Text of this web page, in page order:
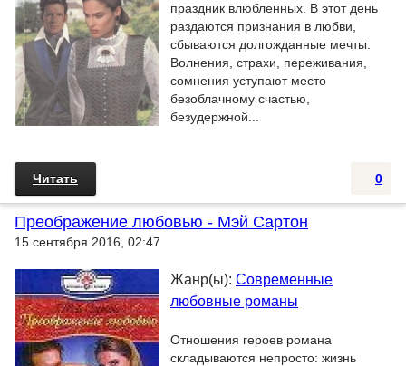
праздник влюбленных. В этот день
раздаются признания в любви,
сбываются долгожданные мечты.
Волнения, страхи, переживания,
сомнения уступают место
безоблачному счастью,
безудержной...
0
Читать
Преображение любовью - Мэй Сартон
15 сентября 2016, 02:47
Жанр(ы): Современные
любовные романы
Отношения героев романа
складываются непросто: жизнь